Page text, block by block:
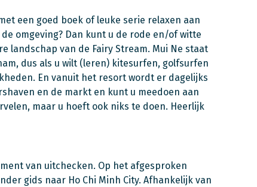
een goed boek of leuke serie relaxen aan
omgeving? Dan kunt u de rode en/of witte
landschap van de Fairy Stream. Mui Ne staat
dus als u wilt (leren) kitesurfen, golfsurfen
En vanuit het resort wordt er dagelijks
en de markt en kunt u meedoen aan
maar u hoeft ook niks te doen. Heerlijk
van uitchecken. Op het afgesproken
gids naar Ho Chi Minh City. Afhankelijk van